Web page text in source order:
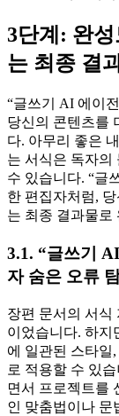
3단계: 완
는 최종 결
“글쓰기 AI 에이
당신의 콘텐츠를
다. 아무리 좋은
는 서식은 독자의
수 있습니다. “글
한 편집자처럼,
는 최종 결과물로
3.1. “글쓰기
자 숨은 오류
장편 문서의 서식
이었습니다. 하지
에 일관된 스타일
로 적용할 수 있
면서 프로젝트를
인 맞춤법이나 문